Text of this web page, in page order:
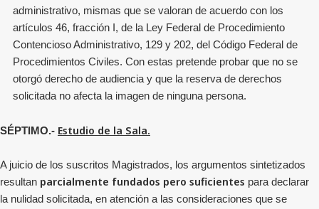
administrativo, mismas que se valoran de acuerdo con los
artículos 46, fracción I, de la Ley Federal de Procedimiento
Contencioso Administrativo, 129 y 202, del Código Federal de
Procedimientos Civiles. Con estas pretende probar que no se
otorgó derecho de audiencia y que la reserva de derechos
solicitada no afecta la imagen de ninguna persona.
SÉPTIMO.- Estudio de la Sala.
A juicio de los suscritos Magistrados, los argumentos sintetizados
resultan parcialmente fundados pero suficientes para declarar
la nulidad solicitada, en atención a las consideraciones que se